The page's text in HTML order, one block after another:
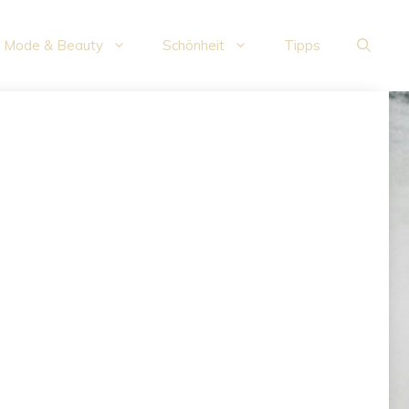
Mode & Beauty Schönheit Tipps